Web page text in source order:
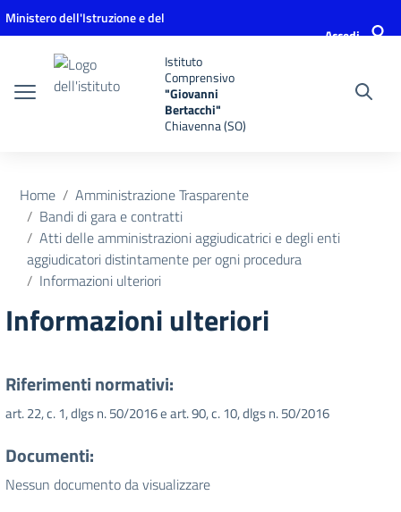
Vai ai contenuti
Vai al menu di navigazione
Vai al footer
Ministero dell'Istruzione e del
Accedi
Istituto
Comprensivo
"Giovanni
Bertacchi"
Chiavenna (SO)
Home
Amministrazione Trasparente
Bandi di gara e contratti
Atti delle amministrazioni aggiudicatrici e degli enti
aggiudicatori distintamente per ogni procedura
Informazioni ulteriori
Informazioni ulteriori
Riferimenti normativi:
art. 22, c. 1, dlgs n. 50/2016 e art. 90, c. 10, dlgs n. 50/2016
Documenti:
Nessun documento da visualizzare